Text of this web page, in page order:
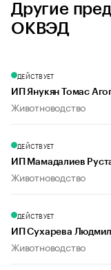
Другие
ОКВЭД
ДЕЙСТВУЕТ
ИП Янукян Томас
Животноводство
ДЕЙСТВУЕТ
ИП Мамадалиев
Животноводство
ДЕЙСТВУЕТ
ИП Сухарева
Животноводство